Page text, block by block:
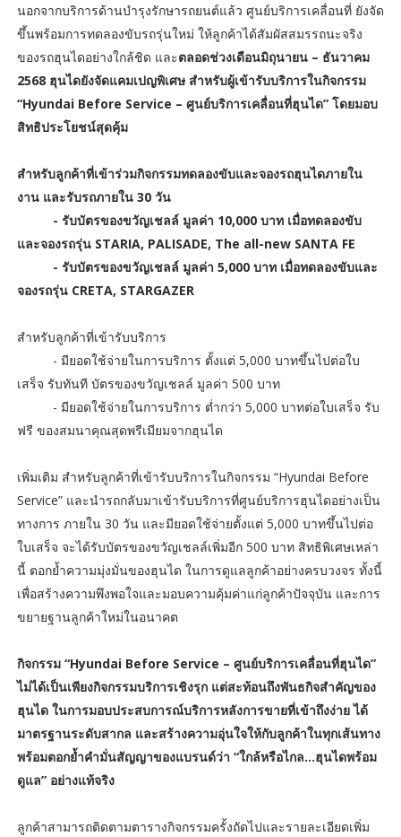
นอกจากบริการด้านบำรุงรักษารถยนต์แล้ว ศูนย์บริการเคลื่อนที่ ยังจัด
ขึ้นพร้อมการทดลองขับรถรุ่นใหม่ ให้ลูกค้าได้สัมผัสสมรรถนะจริง
ของรถฮุนไดอย่างใกล้ชิด และตลอดช่วงเดือนมิถุนายน – ธันวาคม
2568 ฮุนไดยังจัดแคมเปญพิเศษ สำหรับผู้เข้ารับบริการในกิจกรรม
“Hyundai Before Service – ศูนย์บริการเคลื่อนที่ฮุนได” โดยมอบ
สิทธิประโยชน์สุดคุ้ม
สำหรับลูกค้าที่เข้าร่วมกิจกรรมทดลองขับและจองรถฮุนไดภายใน
งาน และรับรถภายใน 30 วัน
- รับบัตรของขวัญเชลล์ มูลค่า 10,000 บาท เมื่อทดลองขับ
และจองรถรุ่น STARIA, PALISADE, The all-new SANTA FE
- รับบัตรของขวัญเชลล์ มูลค่า 5,000 บาท เมื่อทดลองขับและ
จองรถรุ่น CRETA, STARGAZER
สำหรับลูกค้าที่เข้ารับบริการ
- มียอดใช้จ่ายในการบริการ ตั้งแต่ 5,000 บาทขึ้นไปต่อใบ
เสร็จ รับทันที บัตรของขวัญเชลล์ มูลค่า 500 บาท
- มียอดใช้จ่ายในการบริการ ต่ำกว่า 5,000 บาทต่อใบเสร็จ รับ
ฟรี ของสมนาคุณสุดพรีเมียมจากฮุนได
เพิ่มเติม สำหรับลูกค้าที่เข้ารับบริการในกิจกรรม “Hyundai Before
Service” และนำรถกลับมาเข้ารับบริการที่ศูนย์บริการฮุนไดอย่างเป็น
ทางการ ภายใน 30 วัน และมียอดใช้จ่ายตั้งแต่ 5,000 บาทขึ้นไปต่อ
ใบเสร็จ จะได้รับบัตรของขวัญเชลล์เพิ่มอีก 500 บาท สิทธิพิเศษเหล่า
นี้ ตอกย้ำความมุ่งมั่นของฮุนได ในการดูแลลูกค้าอย่างครบวงจร ทั้งนี้
เพื่อสร้างความพึงพอใจและมอบความคุ้มค่าแก่ลูกค้าปัจจุบัน และการ
ขยายฐานลูกค้าใหม่ในอนาคต
กิจกรรม “Hyundai Before Service – ศูนย์บริการเคลื่อนที่ฮุนได”
ไม่ได้เป็นเพียงกิจกรรมบริการเชิงรุก แต่สะท้อนถึงพันธกิจสำคัญของ
ฮุนได ในการมอบประสบการณ์บริการหลังการขายที่เข้าถึงง่าย ได้
มาตรฐานระดับสากล และสร้างความอุ่นใจให้กับลูกค้าในทุกเส้นทาง
พร้อมตอกย้ำคำมั่นสัญญาของแบรนด์ว่า “ใกล้หรือไกล…ฮุนไดพร้อม
ดูแล” อย่างแท้จริง
ลูกค้าสามารถติดตามตารางกิจกรรมครั้งถัดไปและรายละเอียดเพิ่ม